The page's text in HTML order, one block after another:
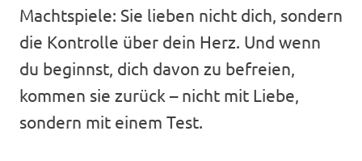
Machtspiele: Sie lieben nicht dich, sondern
die Kontrolle über dein Herz. Und wenn
du beginnst, dich davon zu befreien,
kommen sie zurück – nicht mit Liebe,
sondern mit einem Test.